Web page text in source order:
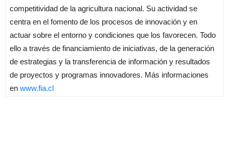
competitividad de la agricultura nacional. Su actividad se
centra en el fomento de los procesos de innovación y en
actuar sobre el entorno y condiciones que los favorecen. Todo
ello a través de financiamiento de iniciativas, de la generación
de estrategias y la transferencia de información y resultados
de proyectos y programas innovadores. Más informaciones
en www.fia.cl